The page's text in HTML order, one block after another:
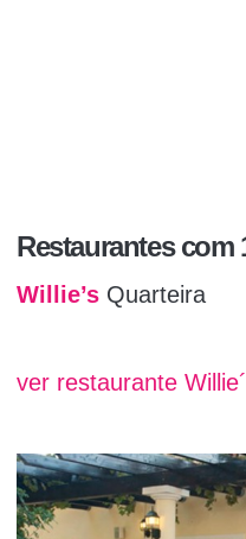
Restaurantes com
Willie’s Quarteira
ver restaurante